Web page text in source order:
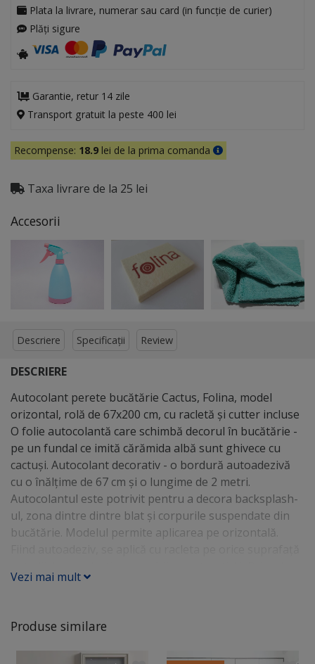
Plata la livrare, numerar sau card (in funcție de curier)
Plăți sigure
Garantie, retur 14 zile
Transport gratuit la peste 400 lei
Recompense: 18.9 lei de la prima comanda
Taxa livrare de la 25 lei
Accesorii
Descriere Specificații Review
DESCRIERE
Autocolant perete bucătărie Cactus, Folina, model
orizontal, rolă de 67x200 cm, cu racletă şi cutter incluse
O folie autocolantă care schimbă decorul în bucătărie -
pe un fundal ce imită cărămida albă sunt ghivece cu
cactuşi. Autocolant decorativ - o bordură autoadezivă
cu o înălţime de 67 cm şi o lungime de 2 metri.
Autocolantul este potrivit pentru a decora backsplash-
ul, zona dintre dintre blat şi corpurile suspendate din
bucătărie. Modelul permite aplicarea pe orizontală.
este laminat, fapt ce asigură o bună rezistenţă în timp
material lavabil - rezistent la umiditate - rezistent la
căldură ( temperaturi de până la 70 grade celsius ) - se
Vezi mai mult
Produse similare